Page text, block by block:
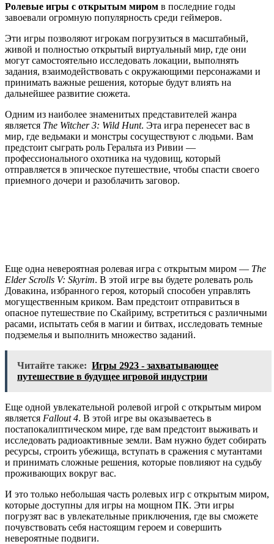
Ролевые игры с открытым миром в последние годы
завоевали огромную популярность среди геймеров.
Эти игры позволяют игрокам погрузиться в масштабный,
живой и полностью открытый виртуальный мир, где они
могут самостоятельно исследовать локации, выполнять
задания, взаимодействовать с окружающими персонажами и
принимать важные решения, которые будут влиять на
дальнейшее развитие сюжета.
Одним из наиболее знаменитых представителей жанра
является The Witcher 3: Wild Hunt. Эта игра перенесет вас в
мир, где ведьмаки и монстры сосуществуют с людьми. Вам
предстоит сыграть роль Геральта из Ривии —
профессионального охотника на чудовищ, который
отправляется в эпическое путешествие, чтобы спасти своего
приемного дочери и разоблачить заговор.
Еще одна невероятная ролевая игра с открытым миром — The
Elder Scrolls V: Skyrim. В этой игре вы будете ролевать роль
Довакина, избранного героя, который способен управлять
могущественным криком. Вам предстоит отправиться в
опасное путешествие по Скайриму, встретиться с различными
расами, испытать себя в магии и битвах, исследовать темные
подземелья и выполнить множество заданий.
Читайте также: Игры 2923 - захватывающее
путешествие в будущее игровой индустрии
Еще одной увлекательной ролевой игрой с открытым миром
является Fallout 4. В этой игре вы оказываетесь в
постапокалиптическом мире, где вам предстоит выживать и
исследовать радиоактивные земли. Вам нужно будет собирать
ресурсы, строить убежища, вступать в сражения с мутантами
и принимать сложные решения, которые повлияют на судьбу
проживающих вокруг вас.
И это только небольшая часть ролевых игр с открытым миром,
которые доступны для игры на мощном ПК. Эти игры
погрузят вас в увлекательные приключения, где вы сможете
почувствовать себя настоящим героем и совершить
невероятные подвиги.